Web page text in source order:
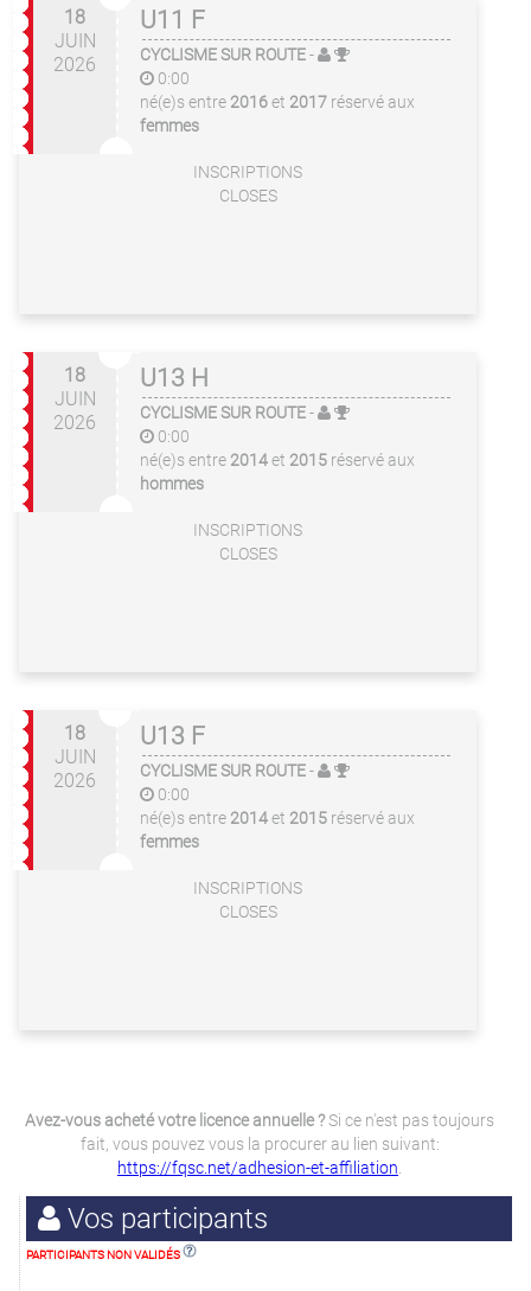
18
JUIN
2026
U11 F
CYCLISME SUR ROUTE-
0:00
né(e)s entre 2016et 2017 réservé aux
femmes
INSCRIPTIONS
CLOSES
18
JUIN
2026
U13 H
CYCLISME SUR ROUTE-
0:00
né(e)s entre 2014et 2015 réservé aux
hommes
INSCRIPTIONS
CLOSES
18
JUIN
2026
U13 F
CYCLISME SUR ROUTE-
0:00
né(e)s entre 2014et 2015 réservé aux
femmes
INSCRIPTIONS
CLOSES
Avez-vous acheté votre licence annuelle ?Si ce n'est pas toujours
fait, vous pouvez vous la procurer au lien suivant:
https://fqsc.net/adhesion-et-affiliation
Vos participants
PARTICIPANTS NON VALIDÉS